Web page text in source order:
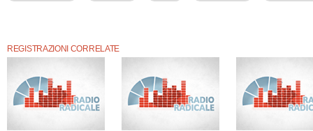
REGISTRAZIONI CORRELATE